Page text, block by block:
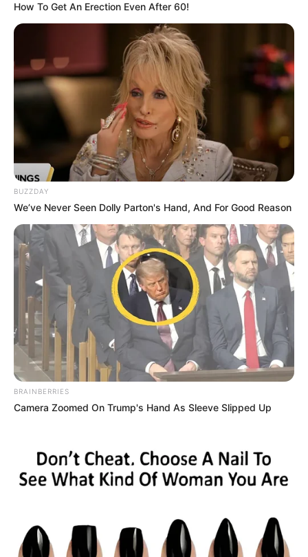
How To Get An Erection Even After 60!
BUZZDAY
We’ve Never Seen Dolly Parton's Hand, And For Good Reason
BRAINBERRIES
Camera Zoomed On Trump's Hand As Sleeve Slipped Up